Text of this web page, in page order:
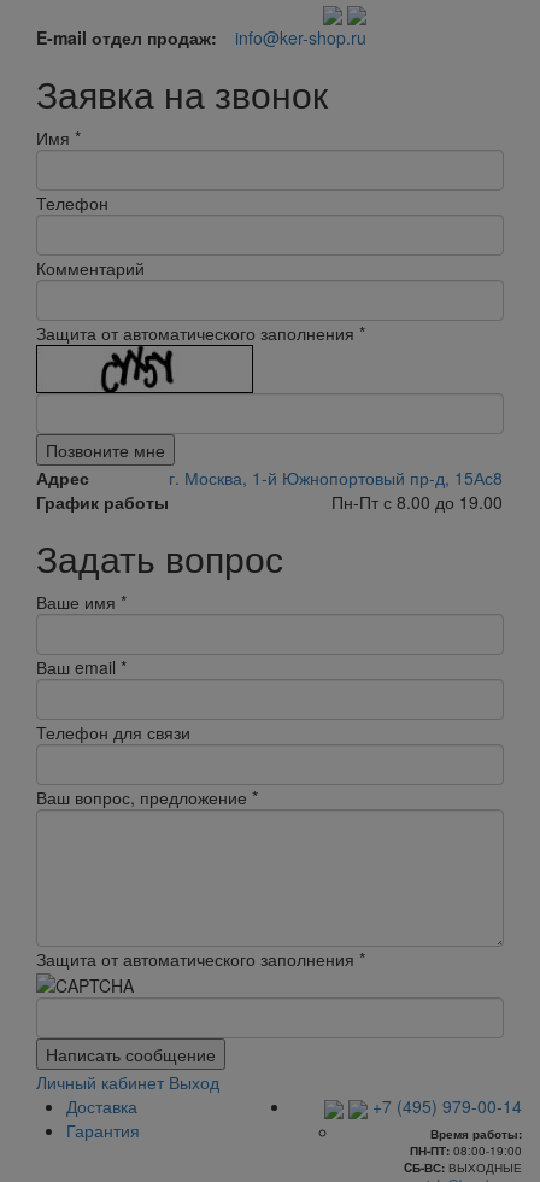
E-mail отдел продаж: info@ker-shop.ru
Заявка на звонок
Имя *
Телефон
Комментарий
Защита от автоматического заполнения *
Позвоните мне
Адрес
г. Москва, 1-й Южнопортовый пр-д, 15Ас8
График работы
Пн-Пт с 8.00 до 19.00
Задать вопрос
Ваше имя *
Ваш email *
Телефон для связи
Ваш вопрос, предложение *
Защита от автоматического заполнения *
Написать сообщение
Личный кабинет Выход
Доставка
Гарантия
+7 (495) 979-00-14
Время работы:
ПН-ПТ:08:00-19:00
CБ-ВС:ВЫХОДНЫЕ